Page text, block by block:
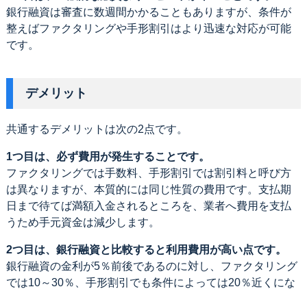
銀行融資は審査に数週間かかることもありますが、条件が
整えばファクタリングや手形割引はより迅速な対応が可能
です。
デメリット
共通するデメリットは次の2点です。
1つ目は、必ず費用が発生することです。
ファクタリングでは手数料、手形割引では割引料と呼び方
は異なりますが、本質的には同じ性質の費用です。支払期
日まで待てば満額入金されるところを、業者へ費用を支払
うため手元資金は減少します。
2つ目は、銀行融資と比較すると利用費用が高い点です。
銀行融資の金利が5％前後であるのに対し、ファクタリング
では10～30％、手形割引でも条件によっては20％近くにな